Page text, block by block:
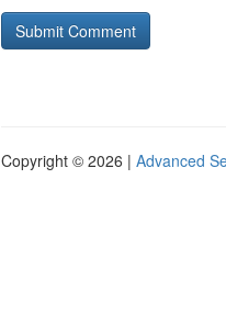
Copyright © 2026 | Advanced